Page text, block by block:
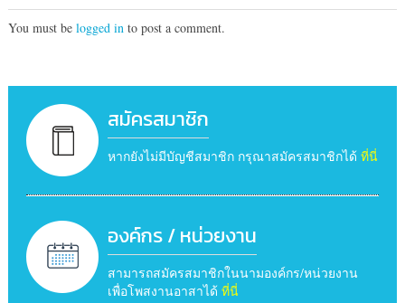
You must be logged into post a comment.
สมัครสมาชิก
หากยังไม่มีบัญชีสมาชิก กรุณาสมัครสมาชิกได้ ที่นี่
องค์กร / หน่วยงาน
สามารถสมัครสมาชิกในนามองค์กร/หน่วยงาน
เพื่อโพสงานอาสาได้ ที่นี่